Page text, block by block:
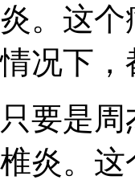
炎。这
情况下，
只要是
椎炎。这